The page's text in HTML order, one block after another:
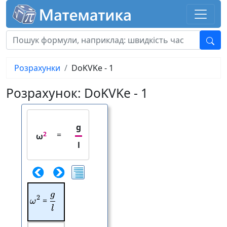
Розрахунки DoKVKe - 1
Розрахунок: DoKVKe - 1
ω2 =
g
l
\omega^{2}
ω2 = \frac{g}{l}
l
g